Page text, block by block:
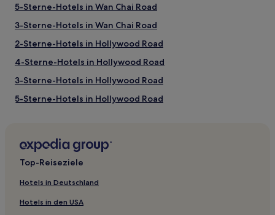
5-Sterne-Hotels in Wan Chai Road
3-Sterne-Hotels in Wan Chai Road
2-Sterne-Hotels in Hollywood Road
4-Sterne-Hotels in Hollywood Road
3-Sterne-Hotels in Hollywood Road
5-Sterne-Hotels in Hollywood Road
5-Sterne-Hotels in Li Yuen Street Market
Gasthöfe in Knutsford Terrace
Top-Reiseziele
Hotels in Deutschland
Hotels in den USA